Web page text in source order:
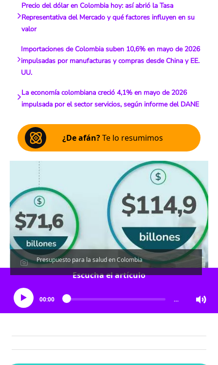
Precio del dólar en Colombia hoy: así abrió la Tasa
Representativa del Mercado y qué factores influyen en su
valor
Importaciones de Colombia suben 10,6% en mayo de 2026
impulsadas por manufacturas y compras desde China y EE.
UU.
La economía colombiana creció 4,1% en mayo de 2026
impulsada por el sector servicios, según informe del DANE
¿De afán?Te lo resumimos
Presupuesto para la salud en Colombia
Escucha el artículo
00:00 …